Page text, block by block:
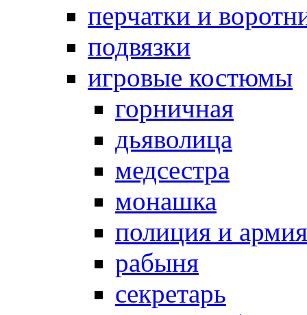
перчатки и
подвязки
игровые костюмы
горничная
дьяволица
медсестра
монашка
полиция и армия
рабыня
секретарь